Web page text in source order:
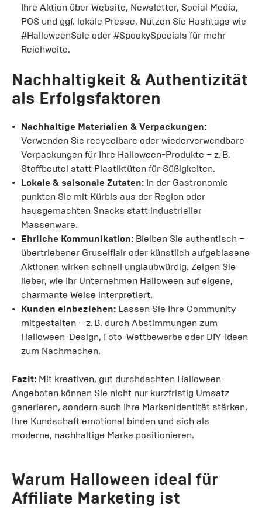
Ihre Aktion über Website, Newsletter, Social Media,
POS und ggf. lokale Presse. Nutzen Sie Hashtags wie
#HalloweenSale oder #SpookySpecials für mehr
Reichweite.
Nachhaltigkeit & Authentizität
als Erfolgsfaktoren
Nachhaltige Materialien & Verpackungen:
Verwenden Sie recycelbare oder wiederverwendbare
Verpackungen für Ihre Halloween-Produkte – z. B.
Stoffbeutel statt Plastiktüten für Süßigkeiten.
Lokale & saisonale Zutaten: In der Gastronomie
punkten Sie mit Kürbis aus der Region oder
hausgemachten Snacks statt industrieller
Massenware.
Ehrliche Kommunikation: Bleiben Sie authentisch –
übertriebener Gruselflair oder künstlich aufgeblasene
Aktionen wirken schnell unglaubwürdig. Zeigen Sie
lieber, wie Ihr Unternehmen Halloween auf eigene,
charmante Weise interpretiert.
Kunden einbeziehen: Lassen Sie Ihre Community
mitgestalten – z. B. durch Abstimmungen zum
Halloween-Design, Foto-Wettbewerbe oder DIY-Ideen
zum Nachmachen.
Fazit: Mit kreativen, gut durchdachten Halloween-
Angeboten können Sie nicht nur kurzfristig Umsatz
generieren, sondern auch Ihre Markenidentität stärken,
Ihre Kundschaft emotional binden und sich als
moderne, nachhaltige Marke positionieren.
Warum Halloween ideal für
Affiliate Marketing ist